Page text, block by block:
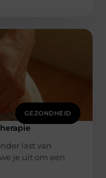
GEZONDHEID
last van
je uit om een